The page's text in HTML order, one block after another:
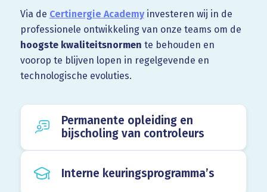
Via de Certinergie Academyinvesteren wij in de
professionele ontwikkeling van onze teams om de
hoogste kwaliteitsnormen te behouden en
voorop te blijven lopen in regelgevende en
technologische evoluties.
Permanente opleiding en
bijscholing van controleurs
Interne keuringsprogramma’s